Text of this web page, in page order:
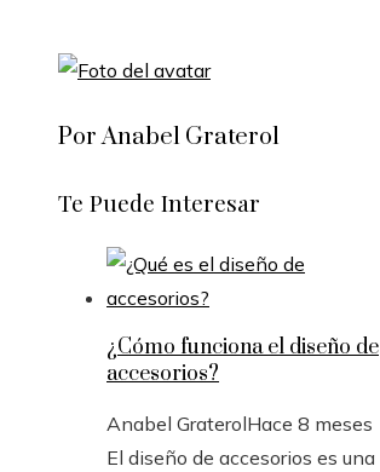
Por Anabel Graterol
Te Puede Interesar
¿Cómo funciona el diseño de
accesorios?
Anabel GraterolHace 8 meses
El diseño de accesorios es una